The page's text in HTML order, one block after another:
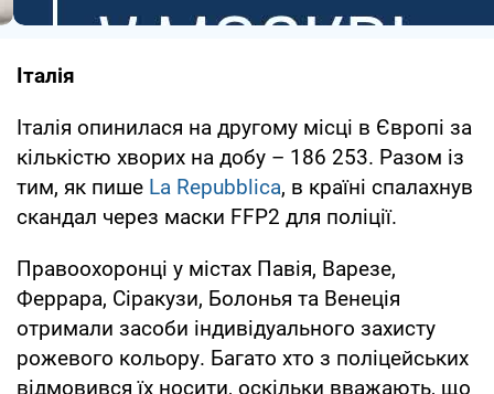
Італія
Італія опинилася на другому місці в Європі за
кількістю хворих на добу – 186 253. Разом із
тим, як пише La Repubblica, в країні спалахнув
скандал через маски FFP2 для поліції.
Правоохоронці у містах Павія, Варезе,
Феррара, Сіракузи, Болонья та Венеція
отримали засоби індивідуального захисту
рожевого кольору. Багато хто з поліцейських
відмовився їх носити, оскільки вважають, що